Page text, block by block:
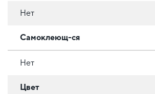
Нет
Самоклеющ-ся
Нет
Цвет